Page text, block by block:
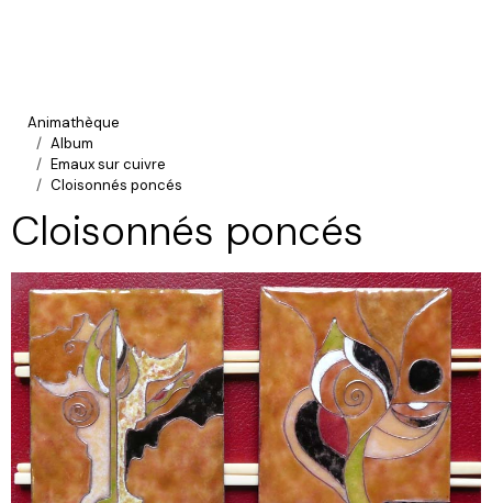
Animathèque
Album
Emaux sur cuivre
Cloisonnés poncés
Cloisonnés poncés